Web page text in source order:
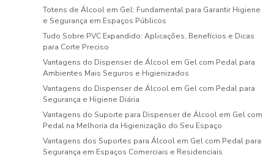
Totens de Álcool em Gel: Fundamental para Garantir Higiene
e Segurança em Espaços Públicos
Tudo Sobre PVC Expandido: Aplicações, Benefícios e Dicas
para Corte Preciso
Vantagens do Dispenser de Álcool em Gel com Pedal para
Ambientes Mais Seguros e Higienizados
Vantagens do Dispenser de Álcool em Gel com Pedal para
Segurança e Higiene Diária
Vantagens do Suporte para Dispenser de Álcool em Gel com
Pedal na Melhoria da Higienização do Seu Espaço
Vantagens dos Suportes para Álcool em Gel com Pedal para
Segurança em Espaços Comerciais e Residenciais